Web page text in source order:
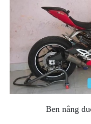
NGHE
GẮN
MŨ
BẢO
HIỂM
BỘ
VÁ
XE
GO
Ben nâng